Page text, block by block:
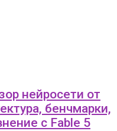
нейросети от
бенчмарки,
с Fable 5